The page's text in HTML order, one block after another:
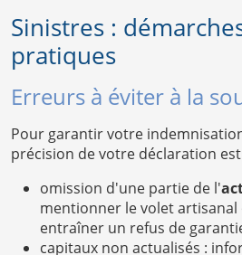
Sinistres :
pratiques
Erreurs à éviter à la
Pour garantir votre
précision de votre déclaration
omission d'une partie de l'
mentionner le volet
entraîner un refus de
capitaux non actualisés :